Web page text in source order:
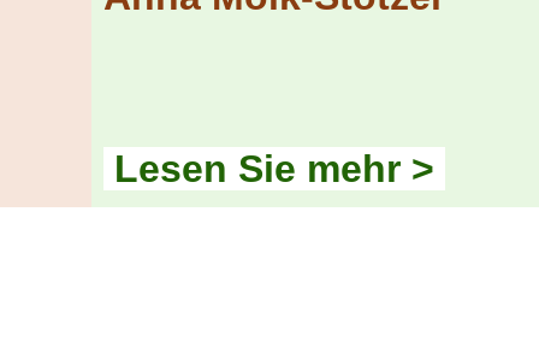
Lesen Sie mehr >